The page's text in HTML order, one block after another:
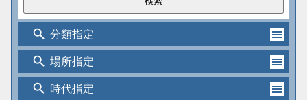
search 分類指定
search 場所指定
search 時代指定